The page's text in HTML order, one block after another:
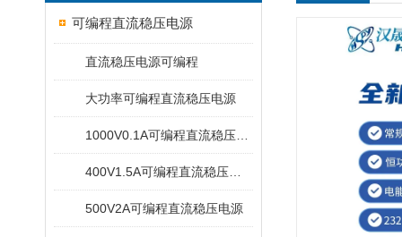
可编程直流稳压电源
直流稳压电源可编程
大功率可编程直流稳压电源
500V2A可编程直流稳压电源